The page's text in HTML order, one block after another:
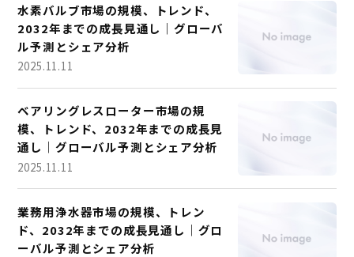
水素バルブ市場の規模、トレンド、
2032年までの成長見通し｜グローバ
ル予測とシェア分析
2025.11.11
ベアリングレスローター市場の規
模、トレンド、2032年までの成長見
通し｜グローバル予測とシェア分析
2025.11.11
業務用浄水器市場の規模、トレン
ド、2032年までの成長見通し｜グロ
ーバル予測とシェア分析